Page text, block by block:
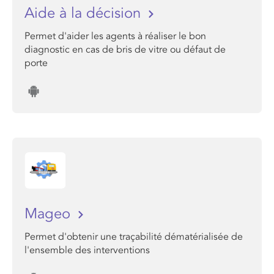
Aide à la décision
Permet d'aider les agents à réaliser le bon
diagnostic en cas de bris de vitre ou défaut de
porte
Mageo
Permet d'obtenir une traçabilité dématérialisée de
l'ensemble des interventions